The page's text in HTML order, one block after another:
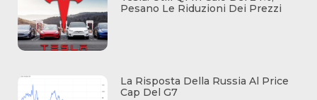
Pesano Le Riduzioni Dei Prezzi
La Risposta Della Russia Al Price
Cap Del G7